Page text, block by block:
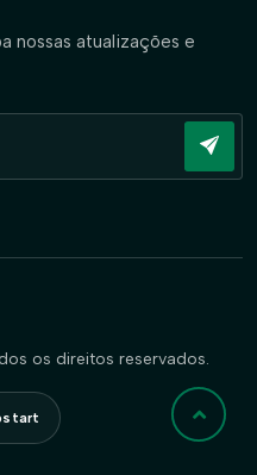
nossas atualizações e
os direitos reservados.